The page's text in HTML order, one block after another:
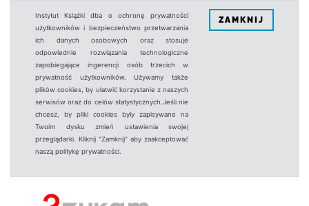
Instytut Książki dba o ochronę prywatności
użytkowników i bezpieczeństwo przetwarzania
ich danych osobowych oraz stosuje
odpowiednie rozwiązania technologiczne
zapobiegające ingerencji osób trzecich w
prywatność użytkowników. Używamy także
plików cookies, by ułatwić korzystanie z naszych
serwisów oraz do celów statystycznych.Jeśli nie
chcesz, by pliki cookies były zapisywane na
Twoim dysku zmień ustawienia swojej
przeglądarki. Kliknij "Zamknij" aby zaakceptować
naszą politykę prywatności.
ZAMKNIJ